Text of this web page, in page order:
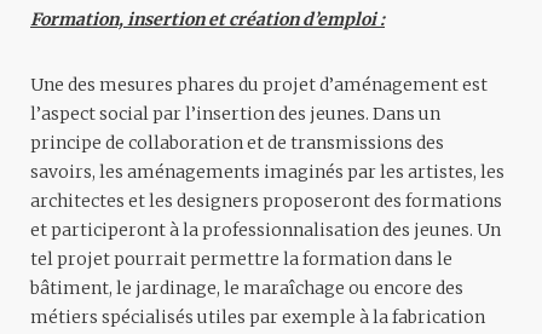
Formation, insertion et création d’emploi :
Une des mesures phares du projet d’aménagement est
l’aspect social par l’insertion des jeunes. Dans un
principe de collaboration et de transmissions des
savoirs, les aménagements imaginés par les artistes, les
architectes et les designers proposeront des formations
et participeront à la professionnalisation des jeunes. Un
tel projet pourrait permettre la formation dans le
bâtiment, le jardinage, le maraîchage ou encore des
métiers spécialisés utiles par exemple à la fabrication